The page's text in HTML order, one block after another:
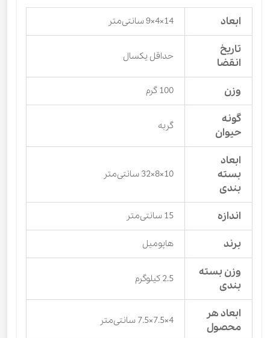
ابعاد 14×4×9 سانتی‌متر
تاریخ
انقضا
حداقل یکسال
وزن 100 گرم
گونه
حیوان
گربه
ابعاد
بسته
بندی
10×8×32 سانتی‌متر
اندازه 15 سانتی‌متر
برند هاپومیل
وزن بسته
بندی
2.5 کیلوگرم
ابعاد هر
محصول
4×7.5×7.5 سانتی‌متر